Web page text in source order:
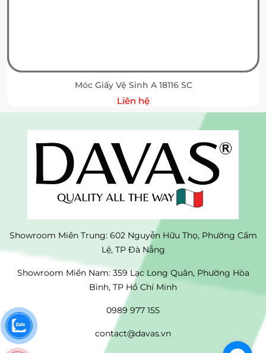
Móc Giấy Vệ Sinh A 18116 SC
Liên hệ
Showroom Miền Trung: 602 Nguyễn Hữu Thọ, Phường Cẩm
Lệ, TP Đà Nẵng
Showroom Miền Nam: 359 Lạc Long Quân, Phường Hòa
Bình, TP Hồ Chí Minh
0989 977 155
contact@davas.vn